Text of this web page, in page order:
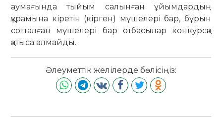
аумағында тыйым салынған ұйымдардың
құрамына кіретін (кірген) мүшелері бар, бұрын
сотталған мүшелері бар отбасылар конкурсқа
қатыса алмайды.
Әлеуметтік желілерде бөлісіңіз: